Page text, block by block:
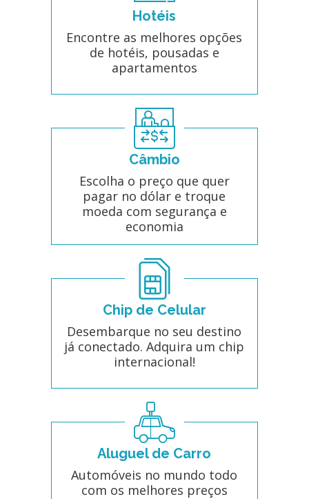
Hotéis
Encontre as melhores opções
de hotéis, pousadas e
apartamentos
Câmbio
Escolha o preço que quer
pagar no dólar e troque
moeda com segurança e
economia
Chip de Celular
Desembarque no seu destino
já conectado. Adquira um chip
internacional!
Aluguel de Carro
Automóveis no mundo todo
com os melhores preços